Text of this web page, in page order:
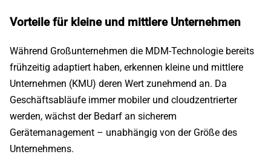
Vorteile für kleine und mittlere Unternehmen
Während Großunternehmen die MDM-Technologie bereits
frühzeitig adaptiert haben, erkennen kleine und mittlere
Unternehmen (KMU) deren Wert zunehmend an. Da
Geschäftsabläufe immer mobiler und cloudzentrierter
werden, wächst der Bedarf an sicherem
Gerätemanagement – unabhängig von der Größe des
Unternehmens.